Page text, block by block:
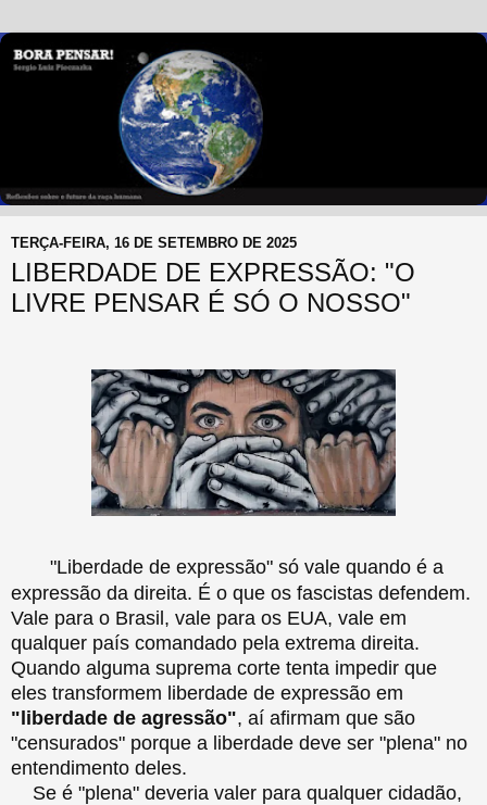
TERÇA-FEIRA, 16 DE SETEMBRO DE 2025
LIBERDADE DE EXPRESSÃO: "O
LIVRE PENSAR É SÓ O NOSSO"
"Liberdade de expressão" só vale quando é a
expressão da direita. É o que os fascistas defendem.
Vale para o Brasil, vale para os EUA, vale em
qualquer país comandado pela extrema direita.
Quando alguma suprema corte tenta impedir que
eles transformem liberdade de expressão em
"liberdade de agressão", aí afirmam que são
"censurados" porque a liberdade deve ser "plena" no
entendimento deles.
Se é "plena" deveria valer para qualquer cidadão,